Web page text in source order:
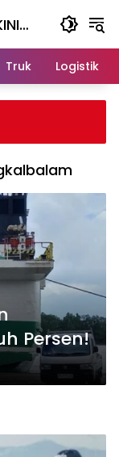
Truk Logistik
Persen!